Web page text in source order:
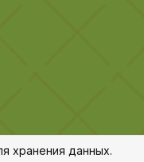
хранения данных.